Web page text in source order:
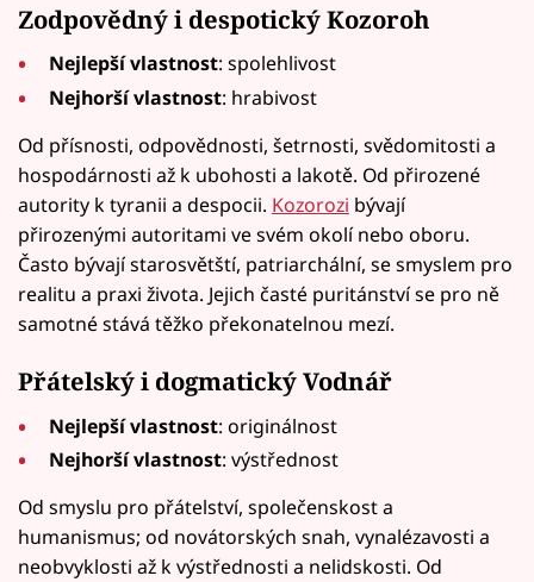
Zodpovědný i despotický Kozoroh
Nejlepší vlastnost: spolehlivost
Nejhorší vlastnost: hrabivost
Od přísnosti, odpovědnosti, šetrnosti, svědomitosti a
hospodárnosti až k ubohosti a lakotě. Od přirozené
autority k tyranii a despocii. Kozorozi bývají
přirozenými autoritami ve svém okolí nebo oboru.
Často bývají starosvětští, patriarchální, se smyslem pro
realitu a praxi života. Jejich časté puritánství se pro ně
samotné stává těžko překonatelnou mezí.
Přátelský i dogmatický Vodnář
Nejlepší vlastnost: originálnost
Nejhorší vlastnost: výstřednost
Od smyslu pro přátelství, společenskost a
humanismus; od novátorských snah, vynalézavosti a
neobvyklosti až k výstřednosti a nelidskosti. Od